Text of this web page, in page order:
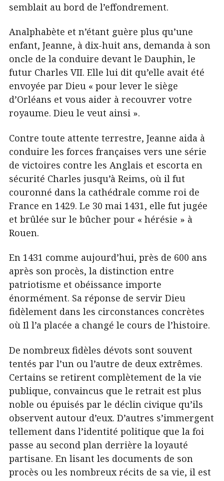
semblait au bord de l’effondrement.
Analphabète et n’étant guère plus qu’une
enfant, Jeanne, à dix-huit ans, demanda à son
oncle de la conduire devant le Dauphin, le
futur Charles VII. Elle lui dit qu’elle avait été
envoyée par Dieu « pour lever le siège
d’Orléans et vous aider à recouvrer votre
royaume. Dieu le veut ainsi ».
Contre toute attente terrestre, Jeanne aida à
conduire les forces françaises vers une série
de victoires contre les Anglais et escorta en
sécurité Charles jusqu’à Reims, où il fut
couronné dans la cathédrale comme roi de
France en 1429. Le 30 mai 1431, elle fut jugée
et brûlée sur le bûcher pour « hérésie » à
Rouen.
En 1431 comme aujourd’hui, près de 600 ans
après son procès, la distinction entre
patriotisme et obéissance importe
énormément. Sa réponse de servir Dieu
fidèlement dans les circonstances concrètes
où Il l’a placée a changé le cours de l’histoire.
De nombreux fidèles dévots sont souvent
tentés par l’un ou l’autre de deux extrêmes.
Certains se retirent complètement de la vie
publique, convaincus que le retrait est plus
noble ou épuisés par le déclin civique qu’ils
observent autour d’eux. D’autres s’immergent
tellement dans l’identité politique que la foi
passe au second plan derrière la loyauté
partisane. En lisant les documents de son
procès ou les nombreux récits de sa vie, il est